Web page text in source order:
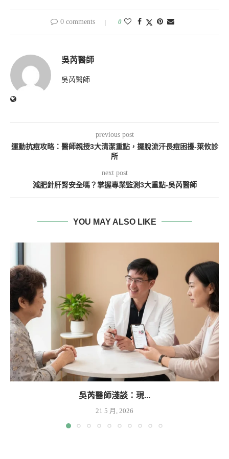
0 comments 0
吳芮醫師
吳芮醫師
previous post
運動抗痘攻略：醫師親授3大清潔重點，擺脫流汗長痘困擾-萊攸診
所
next post
減肥針肝腎安全嗎？掌握專業監測3大重點-吳芮醫師
YOU MAY ALSO LIKE
吳芮醫師淺談：現...
21 5 月, 2026